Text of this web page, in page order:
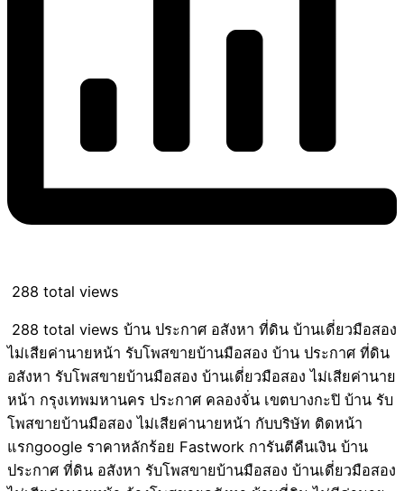
288 total views
288 total views บ้าน ประกาศ อสังหา ที่ดิน บ้านเดี่ยวมือสอง
ไม่เสียค่านายหน้า รับโพสขายบ้านมือสอง บ้าน ประกาศ ที่ดิน
อสังหา รับโพสขายบ้านมือสอง บ้านเดี่ยวมือสอง ไม่เสียค่านาย
หน้า กรุงเทพมหานคร ประกาศ คลองจั่น เขตบางกะปิ บ้าน รับ
โพสขายบ้านมือสอง ไม่เสียค่านายหน้า กับบริษัท ติดหน้า
แรกgoogle ราคาหลักร้อย Fastwork การันตีคืนเงิน บ้าน
ประกาศ ที่ดิน อสังหา รับโพสขายบ้านมือสอง บ้านเดี่ยวมือสอง